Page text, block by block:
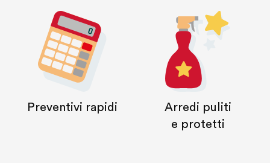
Preventivi rapidi
Arredi puliti
e protetti